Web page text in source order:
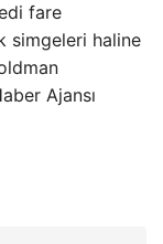
fare
simgeleri haline
Ajansı